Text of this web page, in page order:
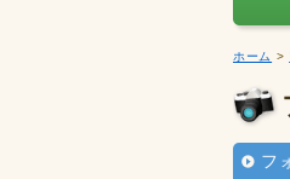
ホーム >
フ